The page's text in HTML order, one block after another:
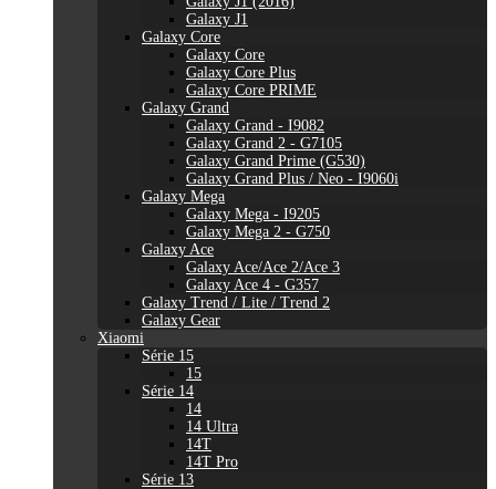
Galaxy J1
Galaxy Core
Galaxy Core
Galaxy Core Plus
Galaxy Core PRIME
Galaxy Grand
Galaxy Grand - I9082
Galaxy Grand 2 - G7105
Galaxy Grand Prime (G530)
Galaxy Grand Plus / Neo - I9060i
Galaxy Mega
Galaxy Mega - I9205
Galaxy Mega 2 - G750
Galaxy Ace
Galaxy Ace/Ace 2/Ace 3
Galaxy Ace 4 - G357
Galaxy Trend / Lite / Trend 2
Galaxy Gear
Xiaomi
Série 15
15
Série 14
14
14 Ultra
14T
14T Pro
Série 13